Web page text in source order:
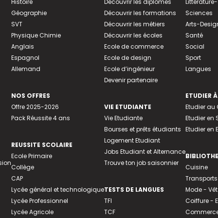
Géographie
SVT
Physique Chimie
Anglais
Espagnol
Allemand
NOS OFFRES
Offre 2025-2026
Pack Réussite 4 ans
REUSSITE SCOLAIRE
Ecole Primaire
Collège
CAP
Lycée général et technologique
Lycée Professionnel
Lycée Agricole
Découvrir les formations
Découvrir les métiers
Découvrir les écoles
Ecole de commerce
Ecole de design
Ecole d’ingénieur
Devenir partenaire
VIE ETUDIANTE
Vie Etudiante
Bourses et prêts étudiants
Logement Etudiant
Jobs Etudiant et Alternance
Trouve ton job saisonnier
TESTS DE LANGUES
TFI
TCF
Sciences
Arts-
Santé
Social
Sport
Langues
ETUDIER
Etudier
Etudier en
Etudier en
Cuisine
Transports
Mode -
Coiffure -